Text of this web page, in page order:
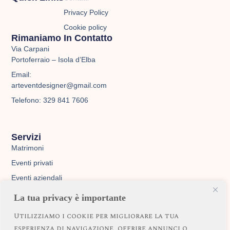
La tua privacy è importante
Utilizziamo i cookie per migliorare la tua
g
r
a
m
o
o
k
Rimaniamo In Contatto
Via Carpani
Portoferraio – Isola d’Elba
Email:
arteventdesigner@gmail.com
Telefono: 329 841 7606
Servizi
Matrimoni
Eventi privati
Eventi aziendali
Servizi personalizzati
Privacy Policy
Cookie policy